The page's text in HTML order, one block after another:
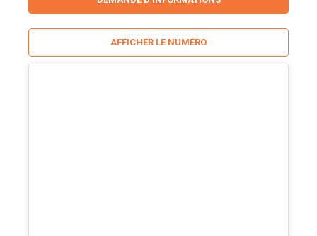
AFFICHER LE NUMÉRO